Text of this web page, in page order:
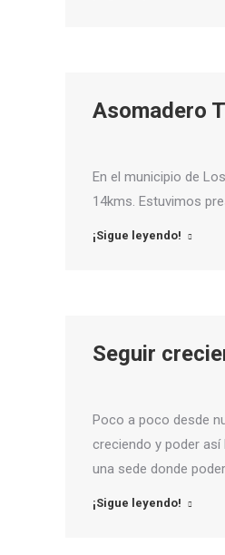
Asomadero
En el municipio de
14kms. Estuvimos
¡Sigue leyendo!
Seguir
Poco a poco desde
creciendo y poder
una sede donde
¡Sigue leyendo!